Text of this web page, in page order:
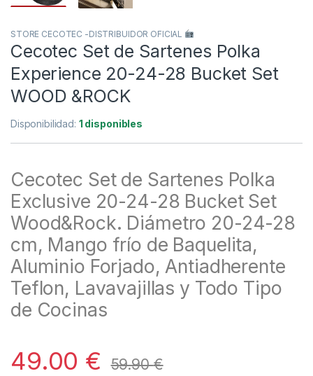
STORE CECOTEC -DISTRIBUIDOR OFICIAL
Cecotec Set de Sartenes Polka
Experience 20-24-28 Bucket Set
WOOD &ROCK
Disponibilidad: 1 disponibles
Cecotec Set de Sartenes Polka
Exclusive 20-24-28 Bucket Set
Wood&Rock. Diámetro 20-24-28
cm, Mango frío de Baquelita,
Aluminio Forjado, Antiadherente
Teflon, Lavavajillas y Todo Tipo
de Cocinas
49.00 € 59.90€